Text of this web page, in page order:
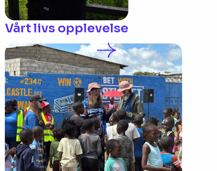
Vårt livs opplevelse